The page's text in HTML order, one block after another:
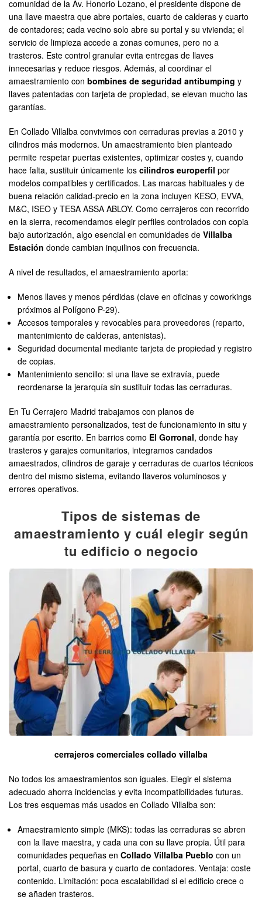
comunidad de la Av. Honorio Lozano, el presidente dispone de
una llave maestra que abre portales, cuarto de calderas y cuarto
de contadores; cada vecino solo abre su portal y su vivienda; el
servicio de limpieza accede a zonas comunes, pero no a
trasteros. Este control granular evita entregas de llaves
innecesarias y reduce riesgos. Además, al coordinar el
amaestramiento con bombines de seguridad antibumping y
llaves patentadas con tarjeta de propiedad, se elevan mucho las
garantías.
En Collado Villalba convivimos con cerraduras previas a 2010 y
cilindros más modernos. Un amaestramiento bien planteado
permite respetar puertas existentes, optimizar costes y, cuando
hace falta, sustituir únicamente los cilindros europerfil por
modelos compatibles y certificados. Las marcas habituales y de
buena relación calidad-precio en la zona incluyen KESO, EVVA,
M&C, ISEO y TESA ASSA ABLOY. Como cerrajeros con recorrido
en la sierra, recomendamos elegir perfiles controlados con copia
bajo autorización, algo esencial en comunidades de Villalba
Estación donde cambian inquilinos con frecuencia.
A nivel de resultados, el amaestramiento aporta:
Menos llaves y menos pérdidas (clave en oficinas y coworkings
próximos al Polígono P-29).
Accesos temporales y revocables para proveedores (reparto,
mantenimiento de calderas, antenistas).
Seguridad documental mediante tarjeta de propiedad y registro
de copias.
Mantenimiento sencillo: si una llave se extravía, puede
reordenarse la jerarquía sin sustituir todas las cerraduras.
En Tu Cerrajero Madrid trabajamos con planos de
amaestramiento personalizados, test de funcionamiento in situ y
garantía por escrito. En barrios como El Gorronal, donde hay
trasteros y garajes comunitarios, integramos candados
amaestrados, cilindros de garaje y cerraduras de cuartos técnicos
dentro del mismo sistema, evitando llaveros voluminosos y
errores operativos.
Tipos de sistemas de
amaestramiento y cuál elegir según
tu edificio o negocio
cerrajeros comerciales collado villalba
No todos los amaestramientos son iguales. Elegir el sistema
adecuado ahorra incidencias y evita incompatibilidades futuras.
Los tres esquemas más usados en Collado Villalba son:
Amaestramiento simple (MKS): todas las cerraduras se abren
con la llave maestra, y cada una con su llave propia. Útil para
comunidades pequeñas enCollado Villalba Pueblo con un
portal, cuarto de basura y cuarto de contadores. Ventaja: coste
contenido. Limitación: poca escalabilidad si el edificio crece o
se añaden trasteros.